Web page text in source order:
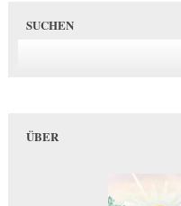
SUCHEN
ÜBER